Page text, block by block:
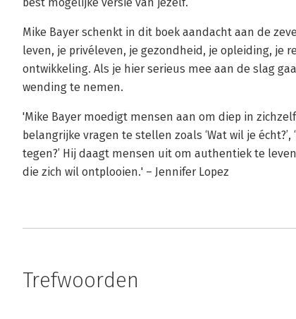
Mike Bayer schenkt in dit boek aandacht aan de
leven, je privéleven, je gezondheid, je opleiding, je
ontwikkeling. Als je hier serieus mee aan de slag
wending te nemen.
'Mike Bayer moedigt mensen aan om diep in
belangrijke vragen te stellen zoals ‘Wat wil je écht?’,
tegen?’ Hij daagt mensen uit om authentiek te
die zich wil ontplooien.' – Jennifer Lopez
Trefwoorden